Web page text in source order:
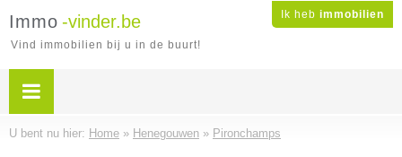
Ik heb immobilien
Immo -vinder.be
Vind immobilien bij u in de buurt!
U bent nu hier: Home » Henegouwen » Pironchamps